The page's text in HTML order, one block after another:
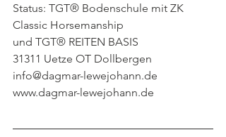
Status: TGT® Bodenschule mit ZK
Classic Horsemanship
und TGT® REITEN BASIS
31311 Uetze OT Dollbergen
info@dagmar-lewejohann.de
www.dagmar-lewejohann.de